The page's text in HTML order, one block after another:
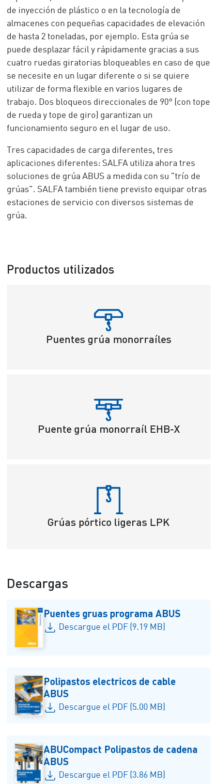
de inyección de plástico o en la tecnología de
almacenes con pequeñas capacidades de elevación
de hasta 2 toneladas, por ejemplo. Esta grúa se
puede desplazar fácil y rápidamente gracias a sus
cuatro ruedas giratorias bloqueables en caso de que
se necesite en un lugar diferente o si se quiere
utilizar de forma flexible en varios lugares de
trabajo. Dos bloqueos direccionales de 90° (con tope
de rueda y tope de giro) garantizan un
funcionamiento seguro en el lugar de uso.
Tres capacidades de carga diferentes, tres
aplicaciones diferentes: SALFA utiliza ahora tres
soluciones de grúa ABUS a medida con su "trío de
grúas". SALFA también tiene previsto equipar otras
estaciones de servicio con diversos sistemas de
grúa.
Productos utilizados
Puentes grúa monorraíles
Puente grúa monorraíl EHB-X
Grúas pórtico ligeras LPK
Descargas
Puentes gruas programa ABUS
Descargue el PDF (9.19 MB)
Polipastos electricos de cable
ABUS
Descargue el PDF (5.00 MB)
ABUCompact Polipastos de cadena
ABUS
Descargue el PDF (3.86 MB)